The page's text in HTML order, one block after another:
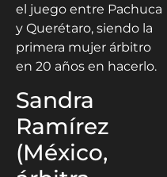
el juego entre Pachuca
y Querétaro, siendo la
primera mujer árbitro
en 20 años en hacerlo.
Sandra
Ramírez
(México,